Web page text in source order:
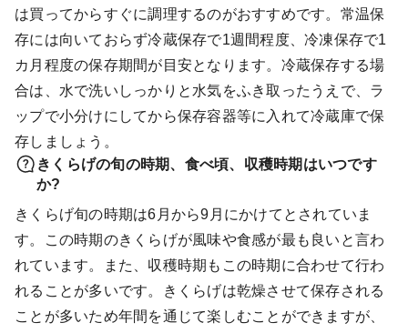
は買ってからすぐに調理するのがおすすめです。常温保
存には向いておらず冷蔵保存で1週間程度、冷凍保存で1
カ月程度の保存期間が目安となります。冷蔵保存する場
合は、水で洗いしっかりと水気をふき取ったうえで、ラ
ップで小分けにしてから保存容器等に入れて冷蔵庫で保
存しましょう。
きくらげの旬の時期、食べ頃、収穫時期はいつです
か?
きくらげ旬の時期は6月から9月にかけてとされていま
す。この時期のきくらげが風味や食感が最も良いと言わ
れています。また、収穫時期もこの時期に合わせて行わ
れることが多いです。きくらげは乾燥させて保存される
ことが多いため年間を通じて楽しむことができますが、